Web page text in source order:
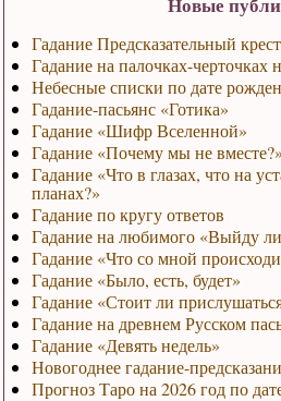
Гадание Предсказательный крест
Гадание на палочках-черточках
Небесные списки по дате
Гадание-пасьянс «Готика»
Гадание «Шифр Вселенной»
Гадание «Почему мы не вместе?»
Гадание «Что в глазах, что на
планах?»
Гадание по кругу ответов
Гадание на любимого «Выйду ли
Гадание «Что со мной
Гадание «Было, есть, будет»
Гадание «Стоит ли
Гадание на древнем Русском
Гадание «Девять недель»
Новогоднее гадание-
Прогноз Таро на 2026 год по